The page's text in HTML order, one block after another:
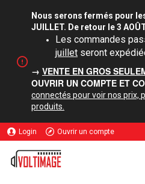
Nous serons fermés pour
JUILLET. De retour le 3
Les commandes
juillet seront
→ VENTE EN GROS
OUVRIR UN COMPTE ET
connectés pour voir nos prix,
produits.
Login Ouvrir un compte